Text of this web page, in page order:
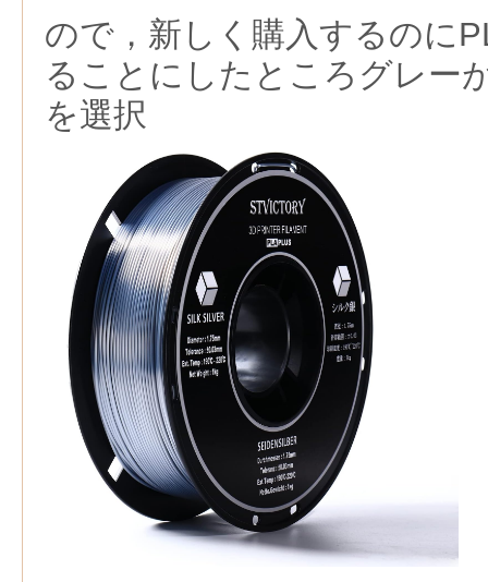
ので，新しく購入するのに
ることにしたところグレー
を選択